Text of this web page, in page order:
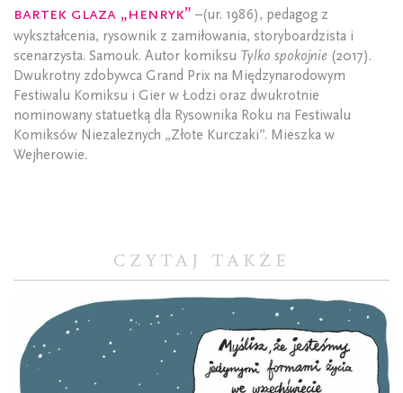
Bartek Glaza „Henryk” –(ur. 1986), pedagog z
wykształcenia, rysownik z zamiłowania, storyboardzista i
scenarzysta. Samouk. Autor komiksu Tylko spokojnie (2017).
Dwukrotny zdobywca Grand Prix na Międzynarodowym
Festiwalu Komiksu i Gier w Łodzi oraz dwukrotnie
nominowany statuetką dla Rysownika Roku na Festiwalu
Komiksów Niezależnych „Złote Kurczaki”. Mieszka w
Wejherowie.
CZYTAJ TAKŻE